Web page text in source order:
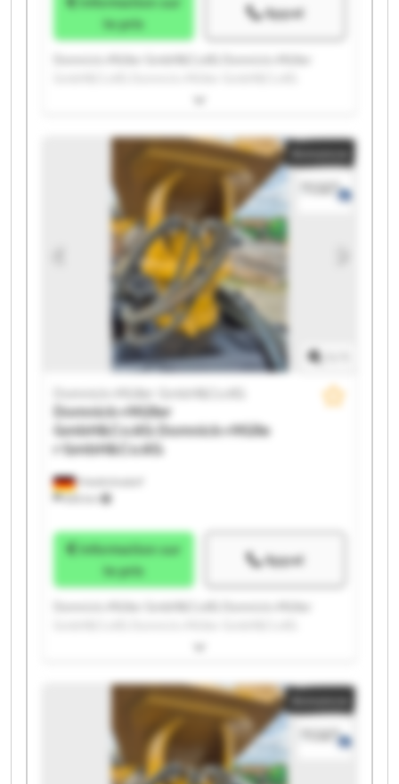
le prix
Appel
Domnick+Müller GmbH&Co.KG Domnick+Müller
Domnick+Müller GmbH&Co.KG Domnick+Müller
GmbH&Co.KG Domnick+Müller GmbH&Co.KG
Domnick+Müller GmbH&Co.KG Domnick+Müller
GmbH&Co.KG Domnick+Müller GmbH&Co.KG
Domnick+Müller GmbH&Co.KG Domnick+Müller
GmbH&Co.KG Domnick+Müller GmbH&Co.KG
Domnick+Müller GmbH&Co.KG Domnick+Müller
GmbH&Co.KG Domnick+Müller GmbH&Co.KG
Domnick+Müller GmbH&Co.KG Domnick+Müller
GmbH&Co.KG
Annonce
Friedrichsdorf
655 km
Domnick+Müller GmbH&Co.KG
Domnick+Müller
GmbH&Co.KG Domnick+Mülle
r GmbH&Co.KG
Information sur
le prix
Appel
Domnick+Müller GmbH&Co.KG Domnick+Müller
Domnick+Müller GmbH&Co.KG Domnick+Müller
GmbH&Co.KG Domnick+Müller GmbH&Co.KG
Domnick+Müller GmbH&Co.KG Domnick+Müller
GmbH&Co.KG Domnick+Müller GmbH&Co.KG
Domnick+Müller GmbH&Co.KG Domnick+Müller
GmbH&Co.KG Domnick+Müller GmbH&Co.KG
Annonce